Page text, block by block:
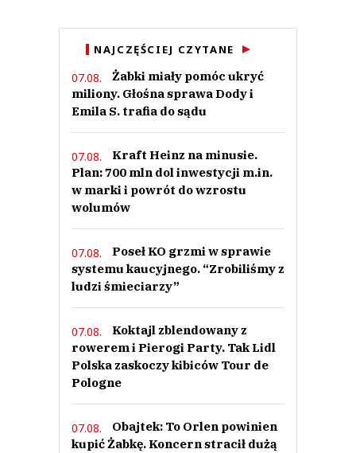
NAJCZĘŚCIEJ CZYTANE
07.08.
Żabki miały pomóc ukryć
miliony. Głośna sprawa Dody i
Emila S. trafia do sądu
07.08.
Kraft Heinz na minusie.
Plan: 700 mln dol inwestycji m.in.
w marki i powrót do wzrostu
wolumów
07.08.
Poseł KO grzmi w sprawie
systemu kaucyjnego. “Zrobiliśmy z
ludzi śmieciarzy”
07.08.
Koktajl zblendowany z
rowerem i Pierogi Party. Tak Lidl
Polska zaskoczy kibiców Tour de
Pologne
07.08.
Obajtek: To Orlen powinien
kupić Żabkę. Koncern stracił dużą